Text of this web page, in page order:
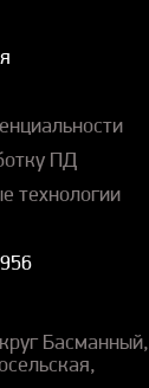
ПД
технологии
Басманный,